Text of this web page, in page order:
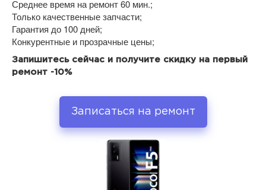
Среднее время на ремонт 60 мин.;
Только качественные запчасти;
Гарантия до 100 дней;
Конкурентные и прозрачные цены;
Запишитесь сейчас и получите скидку на первый
ремонт -10%
Записаться на ремонт